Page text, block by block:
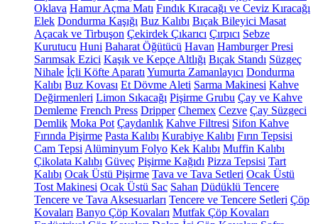
Oklava Hamur Açma Matı Fındık Kıracağı ve Ceviz Kıracağı
Elek Dondurma Kaşığı Buz Kalıbı Bıçak Bileyici Masat
Açacak ve Tirbuşon Çekirdek Çıkarıcı Çırpıcı Sebze
Kurutucu Huni Baharat Öğütücü Havan Hamburger Presi
Sarımsak Ezici Kaşık ve Kepçe Altlığı Bıçak Standı Süzgeç
Nihale İçli Köfte Aparatı Yumurta Zamanlayıcı Dondurma
Kalıbı Buz Kovası Et Dövme Aleti Sarma Makinesi Kahve
Değirmenleri Limon Sıkacağı Pişirme Grubu Çay ve Kahve
Demleme French Press Dripper Chemex Cezve Çay Süzgeci
Demlik Moka Pot Çaydanlık Kahve Filtresi Sifon Kahve
Fırında Pişirme Pasta Kalıbı Kurabiye Kalıbı Fırın Tepsisi
Cam Tepsi Alüminyum Folyo Kek Kalıbı Muffin Kalıbı
Çikolata Kalıbı Güveç Pişirme Kağıdı Pizza Tepsisi Tart
Kalıbı Ocak Üstü Pişirme Tava ve Tava Setleri Ocak Üstü
Tost Makinesi Ocak Üstü Sac Sahan Düdüklü Tencere
Tencere ve Tava Aksesuarları Tencere ve Tencere Setleri Çöp
Kovaları Banyo Çöp Kovaları Mutfak Çöp Kovaları